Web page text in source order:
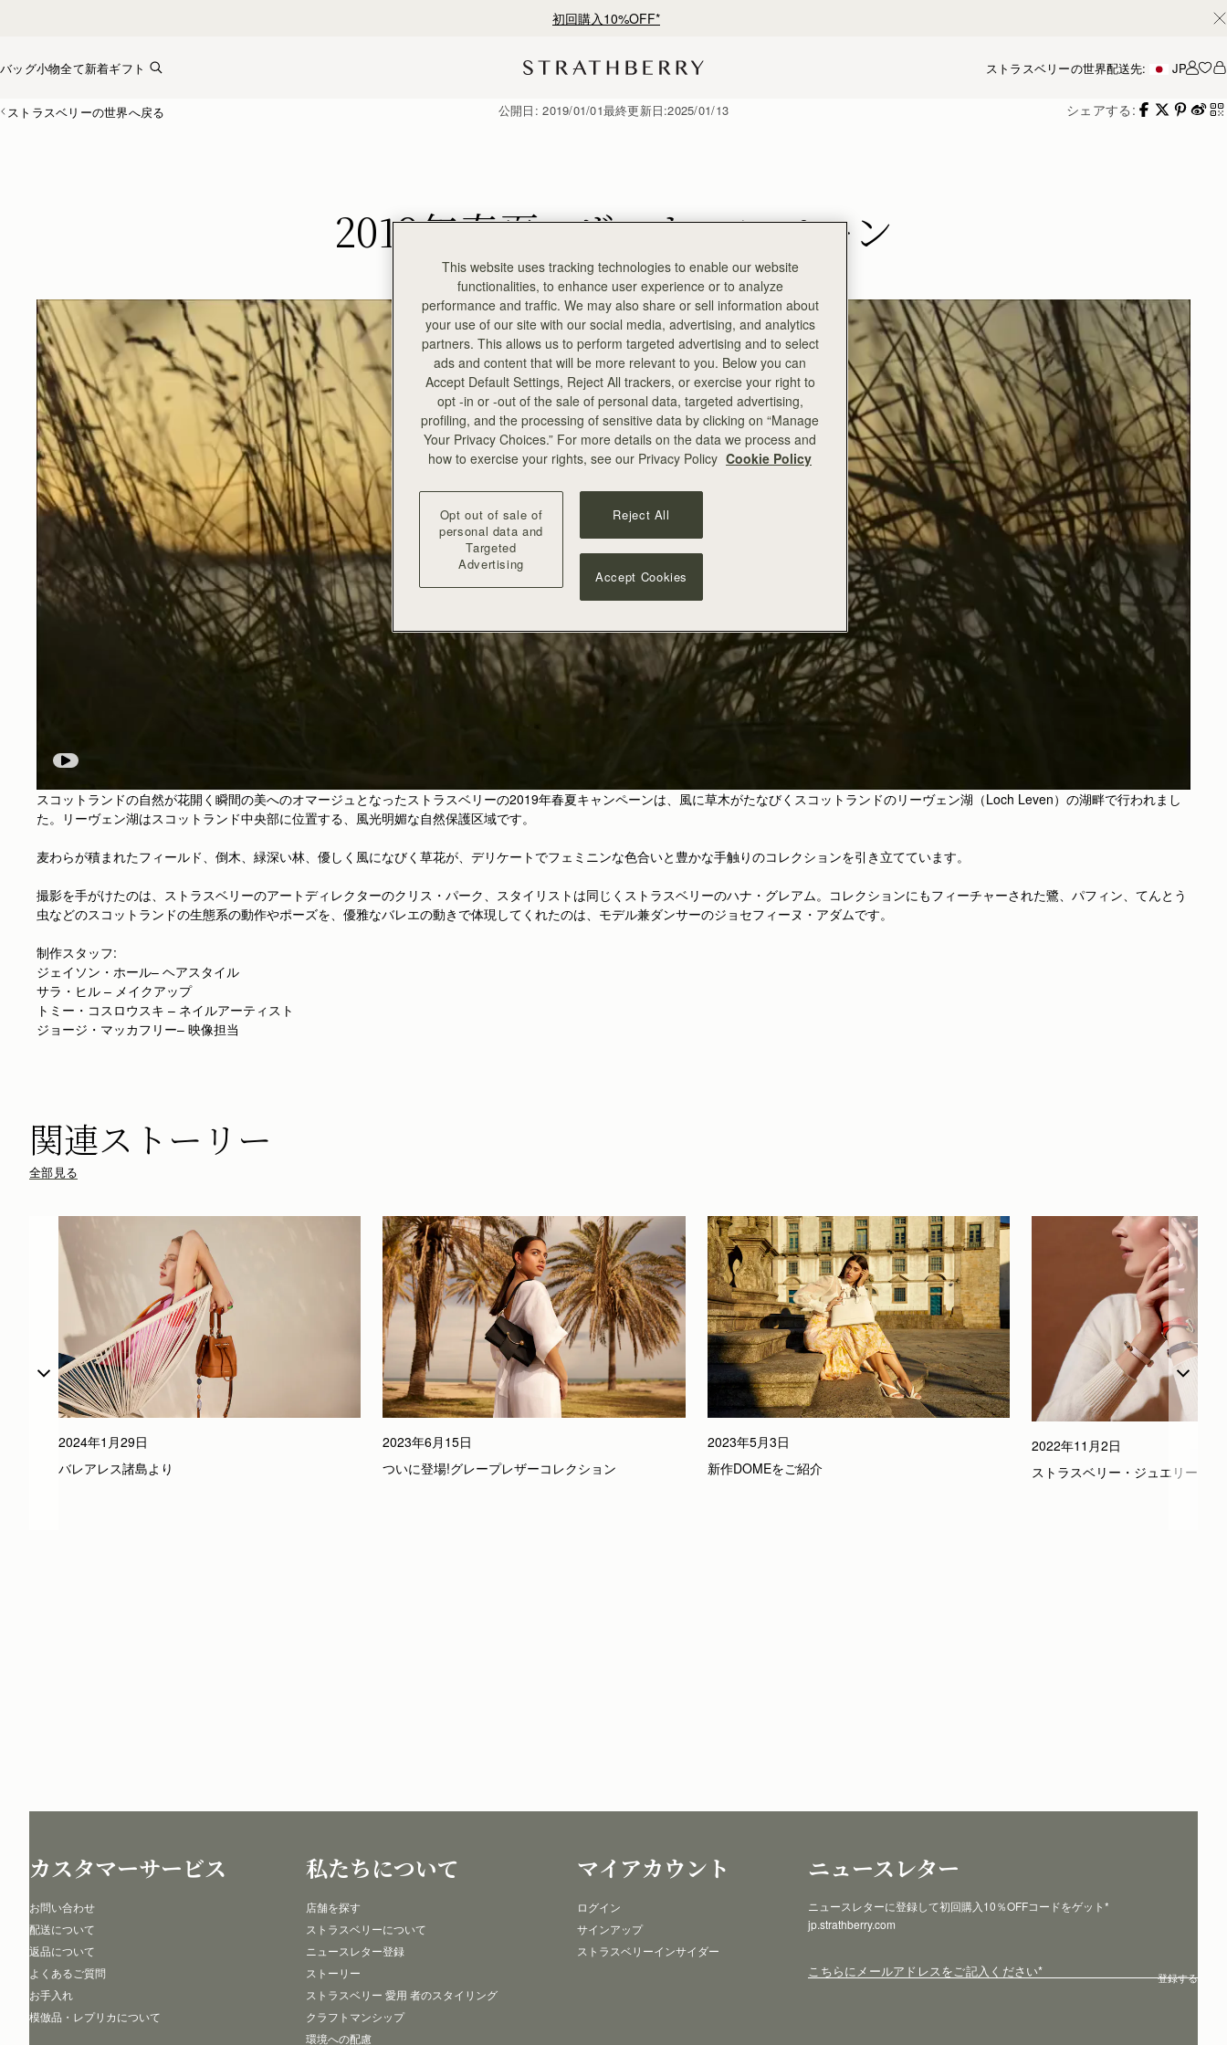
初回購入10%OFF*
バッグ小物全て新着ギフト ストラスベリーの世界配送先: JP アカ
ストラスベリーの世界へ戻る シェアする:
公開日:2019/01/01最終更新日:2025/01/13
2019年春夏 - ザ・キャンペーン
スコットランドの自然が花開く瞬間の美へのオマージュとなったストラスベリーの2019年春夏キャンペーンは、風に草木がたなびくスコットランドのリーヴェン湖（Loch Leven）の湖畔で行われまし
た。リーヴェン湖はスコットランド中央部に位置する、風光明媚な自然保護区域です。
麦わらが積まれたフィールド、倒木、緑深い林、優しく風になびく草花が、デリケートでフェミニンな色合いと豊かな手触りのコレクションを引き立てています。
撮影を手がけたのは、ストラスベリーのアートディレクターのクリス・パーク、スタイリストは同じくストラスベリーのハナ・グレアム。コレクションにもフィーチャーされた鷺、パフィン、てんとう
虫などのスコットランドの生態系の動作やポーズを、優雅なバレエの動きで体現してくれたのは、モデル兼ダンサーのジョセフィーヌ・アダムです。
制作スタッフ:
ジェイソン・ホール– ヘアスタイル
サラ・ヒル – メイクアップ
トミー・コスロウスキ – ネイルアーティスト
ジョージ・マッカフリー– 映像担当
関連ストーリー
全部見る
2024年1月29日
バレアレス諸島より
2023年6月15日
ついに登場!グレープレザーコレクション
2023年5月3日
新作DOMEをご紹介
2022年11月2日
ストラスベリー・ジュエリー
カスタマーサービス
お問い合わせ
配送について
返品について
よくあるご質問
お手入れ
模倣品・レプリカについて
私たちについて
店舗を探す
ストラスベリーについて
ニュースレター登録
ストーリー
ストラスベリー 愛用 者のスタイリング
クラフトマンシップ
環境への配慮
マイアカウント
ログイン
サインアップ
ストラスベリーインサイダー
ニュースレター
ニュースレターに登録して初回購入10％OFFコードをゲット*
jp.strathberry.com
こちらにメールアドレスをご記入ください* 登録する
This website uses tracking technologies to enable our website
functionalities, to enhance user experience or to analyze
performance and traffic. We may also share or sell information about
your use of our site with our social media, advertising, and analytics
partners. This allows us to perform targeted advertising and to select
ads and content that will be more relevant to you. Below you can
Accept Default Settings, Reject All trackers, or exercise your right to
opt -in or -out of the sale of personal data, targeted advertising,
profiling, and the processing of sensitive data by clicking on “Manage
Your Privacy Choices.” For more details on the data we process and
how to exercise your rights, see our Privacy Policy Cookie Policy
Opt out of sale of
personal data and
Targeted
Advertising
Reject All
Accept Cookies